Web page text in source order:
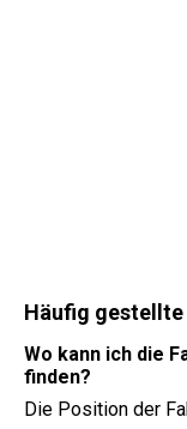
Häufig gestellte
Wo kann ich die
finden?
Die Position der